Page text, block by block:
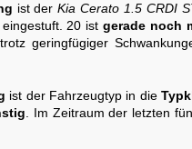
ist derKia Cerato 1.5 CRDI
20 ist gerade noch
geringfügiger
ist der Fahrzeugtyp in die
. Im Zeitraum der letzten